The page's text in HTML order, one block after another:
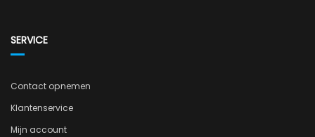
SERVICE
Contact opnemen
Klantenservice
Mijn account